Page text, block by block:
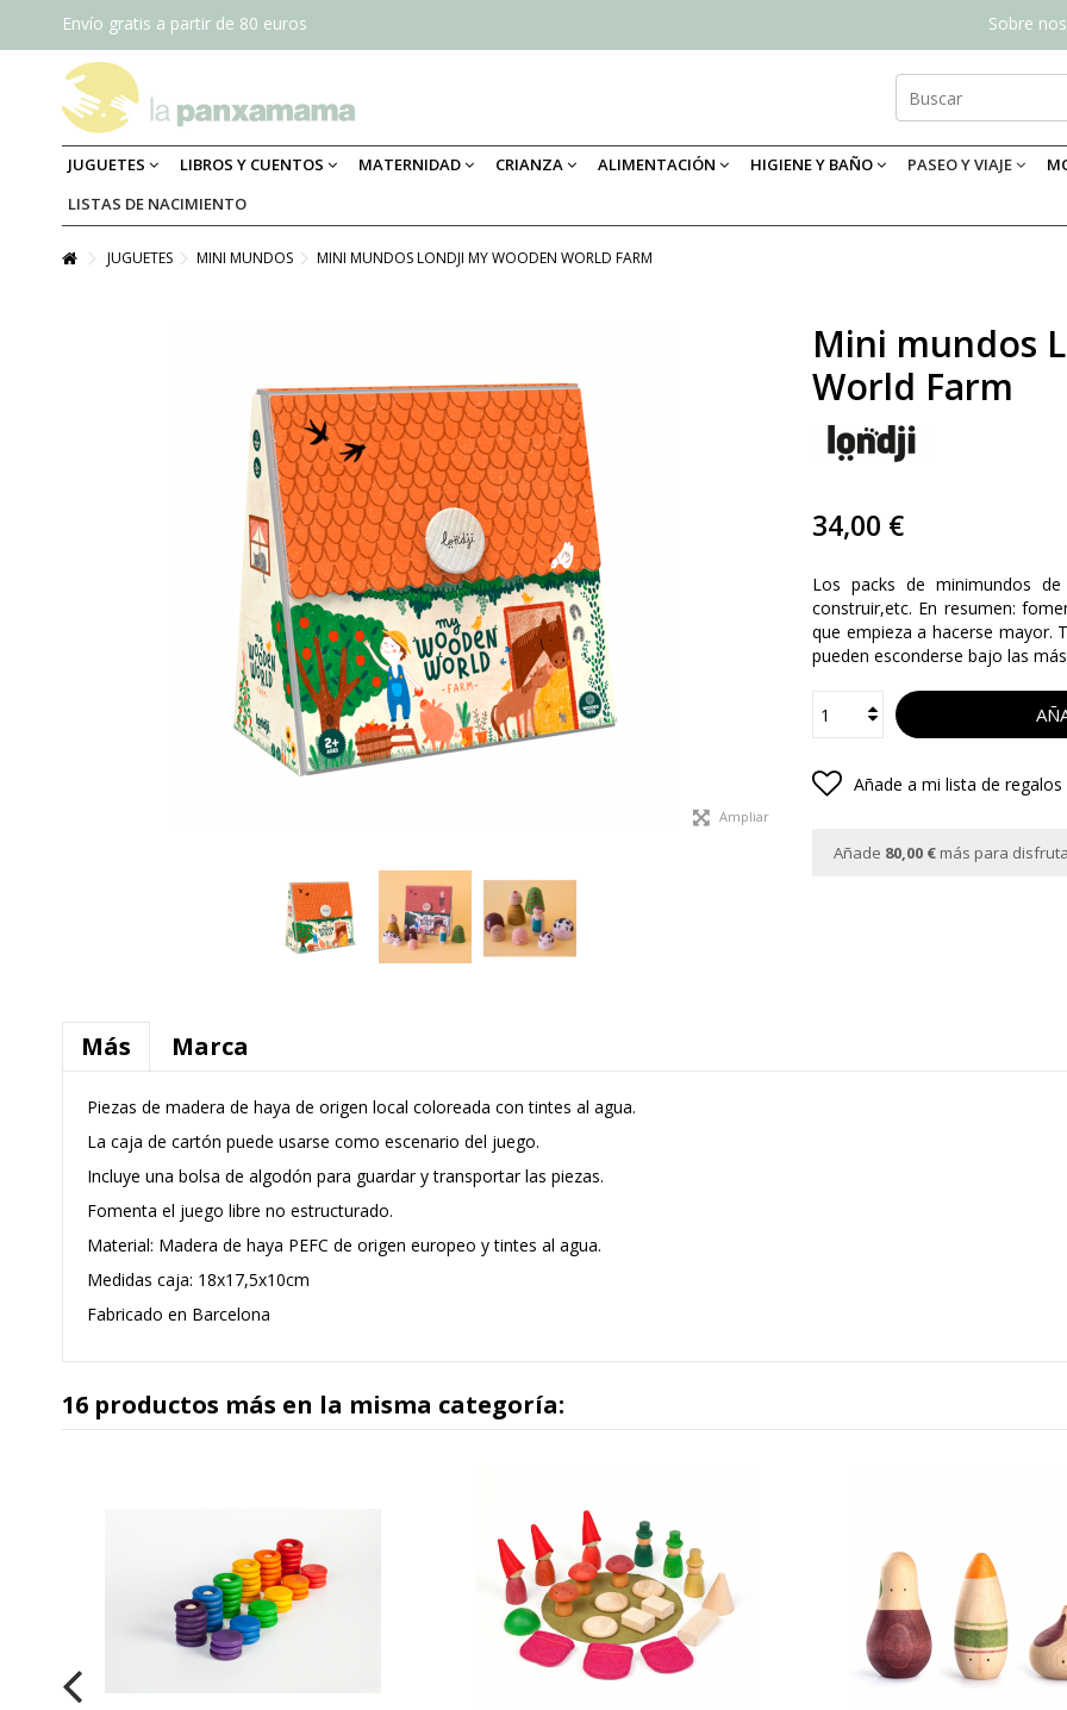
Sobre
Envío gratis a partir de 80 euros
JUGUETES LIBROS Y CUENTOS MATERNIDAD CRIANZA ALIMENTACIÓN HIGIENE Y BAÑO PASEO Y VIAJE
LISTAS DE NACIMIENTO
JUGUETES MINI MUNDOS MINI MUNDOS LONDJI MY WOODEN WORLD FARM
Ampliar
Mini mundos
World Farm
34,00 €
Los packs de minimundos
construir,etc. En resumen:
que empieza a hacerse mayor.
pueden esconderse bajo las
Añade a mi lista de regalos
Añade 80,00 € más para
Más Marca
Piezas de madera de haya de origen local coloreada con tintes al agua.
La caja de cartón puede usarse como escenario del juego.
Incluye una bolsa de algodón para guardar y transportar las piezas.
Fomenta el juego libre no estructurado.
Material: Madera de haya PEFC de origen europeo y tintes al agua.
Medidas caja: 18x17,5x10cm
Fabricado en Barcelona
16 productos más en la misma categoría: